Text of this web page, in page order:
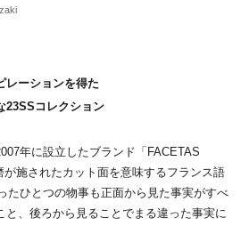
レーションを得た
23SSコレクション
年に設立したブランド「FACETAS
が施されたカット面を意味するフランス語
たひとつの物事も正面から見た事実がすべ
と、後ろから見ることでまる違った事実に